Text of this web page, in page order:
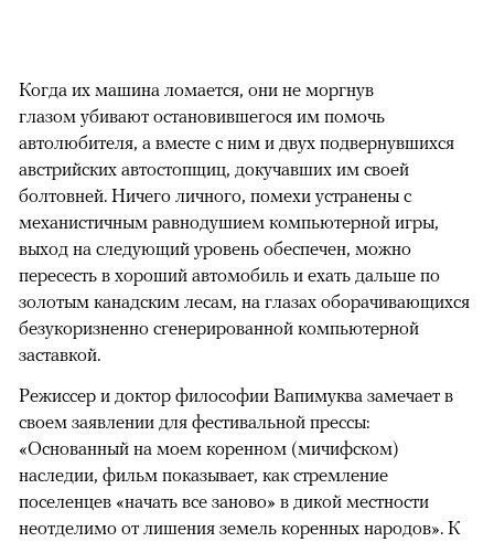
Когда их машина ломается, они не моргнув
глазом убивают остановившегося им помочь
автолюбителя, а вместе с ним и двух подвернувшихся
австрийских автостопщиц, докучавших им своей
болтовней. Ничего личного, помехи устранены с
механистичным равнодушием компьютерной игры,
выход на следующий уровень обеспечен, можно
пересесть в хороший автомобиль и ехать дальше по
золотым канадским лесам, на глазах оборачивающихся
безукоризненно сгенерированной компьютерной
заставкой.
Режиссер и доктор философии Вапимуква замечает в
своем заявлении для фестивальной прессы:
«Основанный на моем коренном (мичифском)
наследии, фильм показывает, как стремление
поселенцев «начать все заново» в дикой местности
неотделимо от лишения земель коренных народов». К